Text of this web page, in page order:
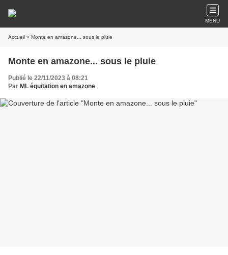
MENU
Accueil » Monte en amazone... sous le pluie
Monte en amazone... sous le pluie
Publié le 22/11/2023 à 08:21
Par ML équitation en amazone